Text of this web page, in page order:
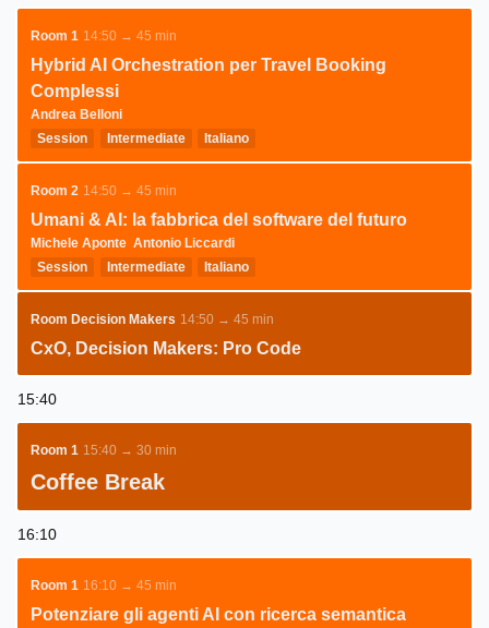
Room 1 14:50 → 45 min
Hybrid AI Orchestration per Travel Booking
Complessi
Andrea Belloni
Session
Intermediate Italiano
Room 2 14:50 → 45 min
Umani & AI: la fabbrica del software del futuro
Michele Aponte Antonio Liccardi
Session
Intermediate Italiano
Room Decision Makers 14:50 → 45 min
CxO, Decision Makers: Pro Code
15:40
Room 1 15:40 → 30 min
Coffee Break
16:10
Room 1 16:10 → 45 min
Potenziare gli agenti AI con ricerca semantica